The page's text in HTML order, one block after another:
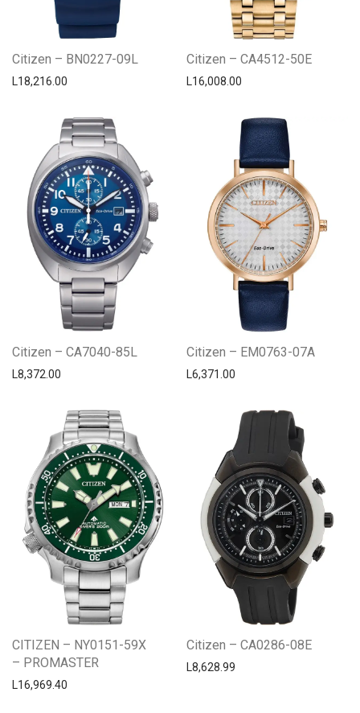
Citizen – BN0227-09L
L18,216.00
Citizen – CA4512-50E
L16,008.00
Citizen – CA7040-85L
L8,372.00
Citizen – EM0763-07A
L6,371.00
CITIZEN – NY0151-59X
– PROMASTER
L16,969.40
Citizen – CA0286-08E
L8,628.99